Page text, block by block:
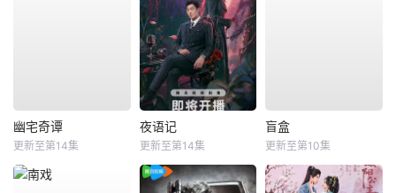
幽宅奇谭
更新至第14集
夜语记
更新至第14集
盲盒
更新至第10集